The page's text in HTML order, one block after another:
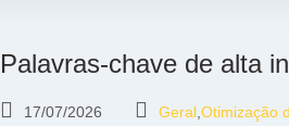
Palavras-chave de alta
17/07/2026 Geral,Otimização